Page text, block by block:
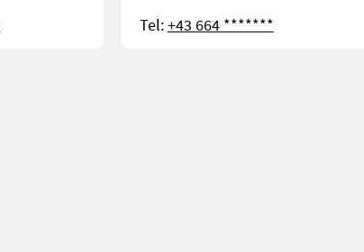
Tel:+43 664 *******